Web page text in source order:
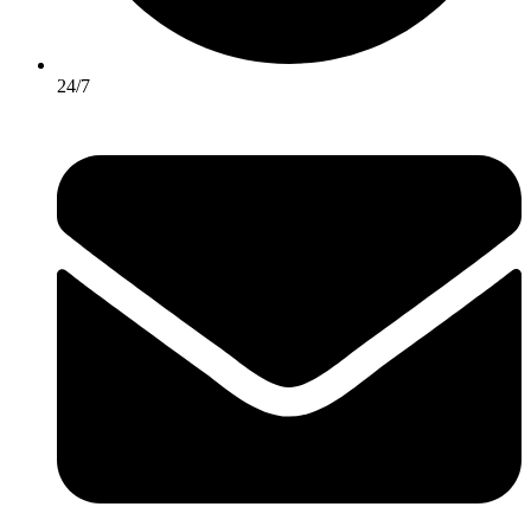
24/7